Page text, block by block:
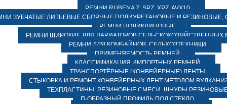
РЕМНИ RUBENA Z, SPZ, XPZ, AVX10
ЗУБЧАТЫЕ ЛИТЬЕВЫЕ СБОРНЫЕ ПОЛИУРЕТАНОВЫЕ И РЕЗИНОВЫЕ,
РЕМНИ ПОЛИКЛИНОВЫЕ
РЕМНИ ШИРОКИЕ ДЛЯ ВАРИАТОРОВ СЕЛЬСКОХОЗЯЙСТВЕННЫХ
РЕМНИ ДЛЯ КОМБАЙНОВ, СЕЛЬХОЗТЕХНИКИ
ПРИМЕНЯЕМОСТЬ РЕМНЕЙ
КЛАССИФИКАЦИЯ ИМПОРТНЫХ РЕМНЕЙ
ТРАНСПОРТЁРНЫЕ (КОНВЕЙЕРНЫЕ) ЛЕНТЫ
СТЫКОВКА И РЕМОНТ КОНВЕЙЕРНЫХ ЛЕНТ МЕТОДОМ
ТЕХПЛАСТИНЫ, РЕЗИНОВЫЕ СМЕСИ, ШНУРЫ
П-ОБРАЗНЫЙ ПРОФИЛЬ ПОД СТЕКЛО